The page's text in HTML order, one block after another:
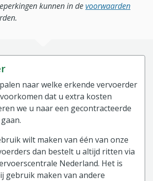
kunnen in devoorwaarden
naar welke erkende vervoerder
dat u extra kosten
we u naar een gecontracteerde
wilt maken van één van onze
dan bestelt u altijd ritten via
Nederland. Het is
gebruik maken van andere